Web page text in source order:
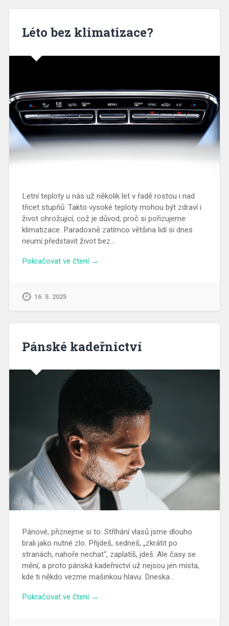
Léto bez klimatizace?
Letní teploty u nás už několik let v řadě rostou i nad
třicet stupňů. Takto vysoké teploty mohou být zdraví i
život ohrožující, což je důvod, proč si pořizujeme
klimatizace. Paradoxně zatímco většina lidí si dnes
neumí představit život bez…
Pokračovat ve čtení →
16. 5. 2025
Pánské kadeřnictví
Pánové, přiznejme si to. Stříhání vlasů jsme dlouho
brali jako nutné zlo. Přijdeš, sedneš, „zkrátit po
stranách, nahoře nechat“, zaplatíš, jdeš. Ale časy se
mění, a proto pánská kadeřnictví už nejsou jen místa,
kde ti někdo vezme mašinkou hlavu. Dneska…
Pokračovat ve čtení →